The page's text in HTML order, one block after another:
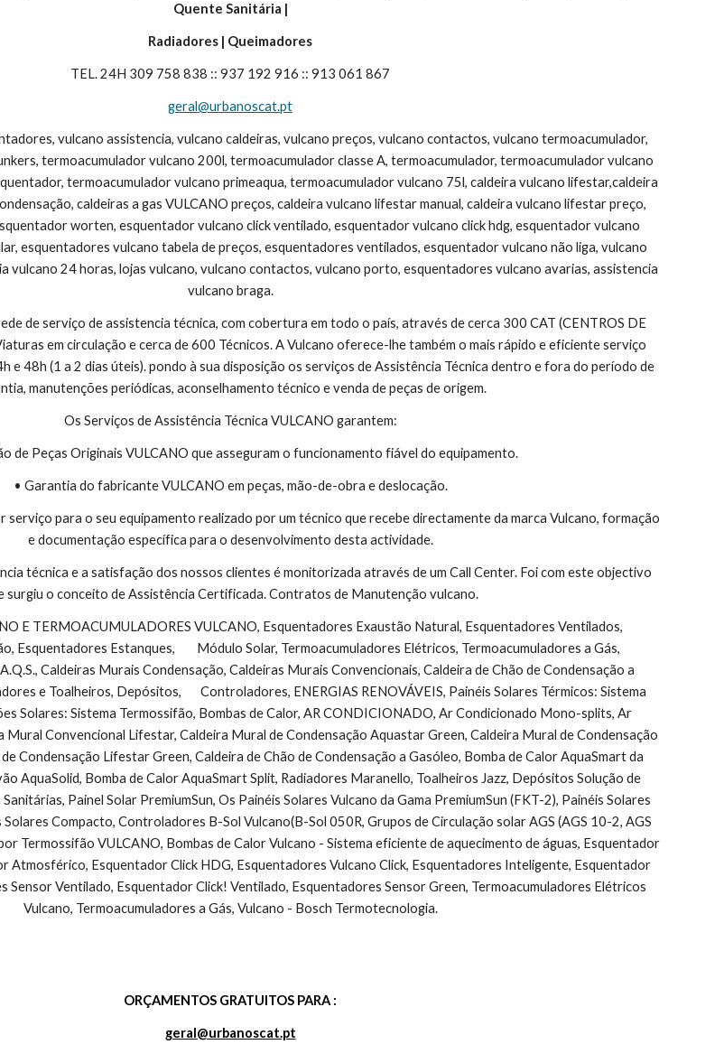
Quente Sanitária |
Radiadores | Queimadores
TEL. 24H 309 758 838 :: 937 192 916 :: 913 061 867
geral@urbanoscat.pt
vulcano assistencia, vulcano caldeiras, vulcano preços, vulcano contactos, vulcano termoacumulador,
termoacumulador vulcano 200l, termoacumulador classe A, termoacumulador, termoacumulador vulcano
termoacumulador vulcano primeaqua, termoacumulador vulcano 75l, caldeira vulcano lifestar,caldeira
caldeiras a gas VULCANO preços, caldeira vulcano lifestar manual, caldeira vulcano lifestar preço,
worten, esquentador vulcano click ventilado, esquentador vulcano click hdg, esquentador vulcano
esquentadores vulcano tabela de preços, esquentadores ventilados, esquentador vulcano não liga, vulcano
vulcano 24 horas, lojas vulcano, vulcano contactos, vulcano porto, esquentadores vulcano avarias, assistencia
vulcano braga.
de serviço de assistencia técnica, com cobertura em todo o país, através de cerca 300 CAT (CENTROS DE
em circulação e cerca de 600 Técnicos. A Vulcano oferece-lhe também o mais rápido e eficiente serviço
e 48h (1 a 2 dias úteis). pondo à sua disposição os serviços de Assistência Técnica dentro e fora do período de
manutenções periódicas, aconselhamento técnico e venda de peças de origem.
Os Serviços de Assistência Técnica VULCANO garantem:
de Peças Originais VULCANO que asseguram o funcionamento fiável do equipamento.
• Garantia do fabricante VULCANO em peças, mão-de-obra e deslocação.
serviço para o seu equipamento realizado por um técnico que recebe directamente da marca Vulcano, formação
e documentação específica para o desenvolvimento desta actividade.
técnica e a satisfação dos nossos clientes é monitorizada através de um Call Center. Foi com este objectivo
surgiu o conceito de Assistência Certificada. Contratos de Manutenção vulcano.
Esquentadores Estanques,        Módulo Solar, Termoacumuladores Elétricos, Termoacumuladores a Gás,
Caldeiras Murais Condensação, Caldeiras Murais Convencionais, Caldeira de Chão de Condensação a
e Toalheiros, Depósitos,       Controladores, ENERGIAS RENOVÁVEIS, Painéis Solares Térmicos: Sistema
Solares: Sistema Termossifão, Bombas de Calor, AR CONDICIONADO, Ar Condicionado Mono-splits, Ar
Convencional Lifestar, Caldeira Mural de Condensação Aquastar Green, Caldeira Mural de Condensação
Condensação Lifestar Green, Caldeira de Chão de Condensação a Gasóleo, Bomba de Calor AquaSmart da
AquaSolid, Bomba de Calor AquaSmart Split, Radiadores Maranello, Toalheiros Jazz, Depósitos Solução de
Painel Solar PremiumSun, Os Painéis Solares Vulcano da Gama PremiumSun (FKT-2), Painéis Solares
Solares Compacto, Controladores B-Sol Vulcano(B-Sol 050R, Grupos de Circulação solar AGS (AGS 10-2, AGS
Termossifão VULCANO, Bombas de Calor Vulcano - Sistema eficiente de aquecimento de águas, Esquentador
Atmosférico, Esquentador Click HDG, Esquentadores Vulcano Click, Esquentadores Inteligente, Esquentador
Sensor Ventilado, Esquentador Click! Ventilado, Esquentadores Sensor Green, Termoacumuladores Elétricos
Vulcano, Termoacumuladores a Gás, Vulcano - Bosch Termotecnologia.
ORÇAMENTOS GRATUITOS PARA :
geral@urbanoscat.pt